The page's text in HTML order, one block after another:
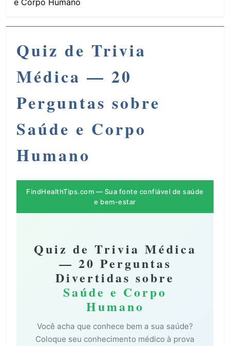
e Corpo Humano
Quiz de Trivia
Médica — 20
Perguntas sobre
Saúde e Corpo
Humano
FindHealthTips.com — Sua fonte confiável de saúde
e bem-estar
Quiz de Trivia Médica
— 20 Perguntas
Divertidas sobre
Saúde e Corpo
Humano
Você acha que conhece bem a sua saúde?
Coloque seu conhecimento médico à prova